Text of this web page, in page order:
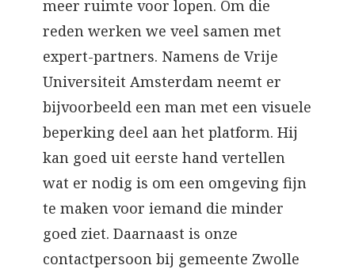
meer ruimte voor lopen. Om die
reden werken we veel samen met
expert-partners. Namens de Vrije
Universiteit Amsterdam neemt er
bijvoorbeeld een man met een visuele
beperking deel aan het platform. Hij
kan goed uit eerste hand vertellen
wat er nodig is om een omgeving fijn
te maken voor iemand die minder
goed ziet. Daarnaast is onze
contactpersoon bij gemeente Zwolle